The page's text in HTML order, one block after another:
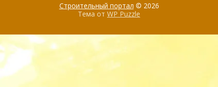
Строительный портал © 2026
Тема от WP Puzzle